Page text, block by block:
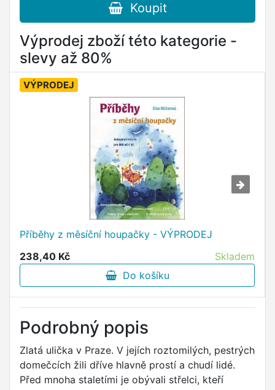
Koupit
Výprodej zboží této kategorie -
slevy až 80%
VÝPRODEJ
Příběhy z měsíční houpačky - VÝPRODEJ
238,40 Kč
Skladem
Do košíku
Podrobný popis
Zlatá ulička v Praze. V jejích roztomilých, pestrých
domečcích žili dříve hlavně prostí a chudí lidé.
Před mnoha staletími je obývali střelci, kteří